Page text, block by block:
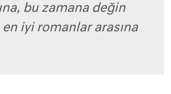
bu zamana değin
iyi romanlar arasına